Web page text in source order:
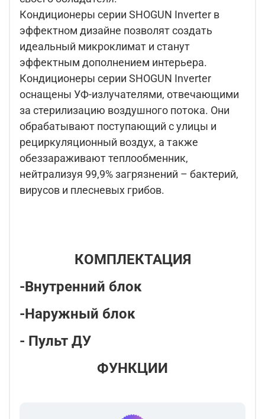
Кондиционеры серии SHOGUN Inverter в
эффектном дизайне позволят создать
идеальный микроклимат и станут
эффектным дополнением интерьера.
Кондиционеры серии SHOGUN Inverter
оснащены УФ-излучателями, отвечающими
за стерилизацию воздушного потока. Они
обрабатывают поступающий с улицы и
рециркуляционный воздух, а также
обеззараживают теплообменник,
нейтрализуя 99,9% загрязнений – бактерий,
вирусов и плесневых грибов.
КОМПЛЕКТАЦИЯ
-Внутренний блок
-Наружный блок
- Пульт ДУ
ФУНКЦИИ